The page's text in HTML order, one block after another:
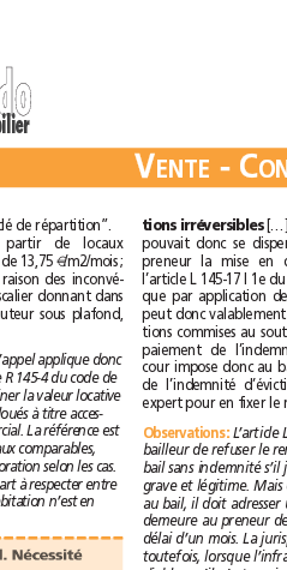
l’habitation selon une clé de répartition”.
La cour retient, à partir de locaux
d’habitations similaires de 13,75 € /m2/mois;
, en raison des inconvé-
nients ; accès par un escalier donnant dans
la cuisine, modeste hauteur sous plafond,
La cour d’appel applique donc
la règle fixée par l’article R 145-4 du code de
commerce pour déterminer la valeur locative
des locaux d’habitation loués à titre acces-
soires à un local commercial. La référence est
la valeur locative de locaux comparables,
avec majoration ou minoration selon les cas.
Le critère d’une quote-part à respecter entre
local commercial et d’habitation n’est en
Infraction au bail. Nécessité
tions irréversibles
Observations:
o
o
immobilier
V
V E
E N
N T
T E
E -
- C
CO
ON
N